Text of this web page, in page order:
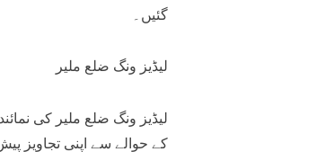
گئیں۔
لیڈیز ونگ ضلع ملیر
لیڈیز ونگ ضلع ملیر کی
کے حوالے سے اپنی تجاویز